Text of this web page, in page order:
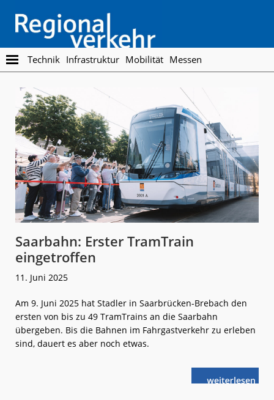
main
content
footer
Regionalverkehr
Die
Fachzeitschrift
den
Öffentlichen
Personennahverkehr
Technik Infrastruktur Mobilität Messen
Saarbahn: Erster TramTrain
eingetroffen
11. Juni 2025
Am 9. Juni 2025 hat Stadler in Saarbrücken-Brebach den
ersten von bis zu 49 TramTrains an die Saarbahn
übergeben. Bis die Bahnen im Fahrgastverkehr zu erleben
sind, dauert es aber noch etwas.
weiterlese
nSaarbahn: